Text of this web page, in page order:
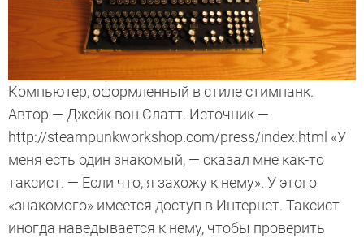
Компьютер, оформленный в стиле стимпанк.
Автор — Джейк вон Слатт. Источник —
http://steampunkworkshop.com/press/index.html «У
меня есть один знакомый, — сказал мне как-то
таксист. — Если что, я захожу к нему». У этого
«знакомого» имеется доступ в Интернет. Таксист
иногда наведывается к нему, чтобы проверить